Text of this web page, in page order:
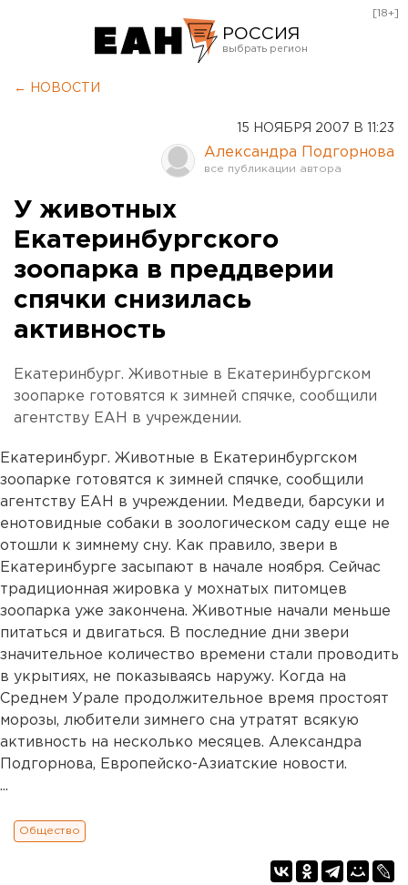
РОССИЯ
Оренбург
[18+]
← НОВОСТИ
15 НОЯБРЯ 2007 В 11:23
Александра Подгорнова
У животных
Екатеринбургского
зоопарка в преддверии
спячки снизилась
активность
Екатеринбург. Животные в Екатеринбургском
зоопарке готовятся к зимней спячке, сообщили
агентству ЕАН в учреждении.
Екатеринбург. Животные в Екатеринбургском
зоопарке готовятся к зимней спячке, сообщили
агентству ЕАН в учреждении. Медведи, барсуки и
енотовидные собаки в зоологическом саду еще не
отошли к зимнему сну. Как правило, звери в
Екатеринбурге засыпают в начале ноября. Сейчас
традиционная жировка у мохнатых питомцев
зоопарка уже закончена. Животные начали меньше
питаться и двигаться. В последние дни звери
значительное количество времени стали проводить
в укрытиях, не показываясь наружу. Когда на
Среднем Урале продолжительное время простоят
морозы, любители зимнего сна утратят всякую
активность на несколько месяцев. Александра
Подгорнова, Европейско-Азиатские новости.
...
Общество